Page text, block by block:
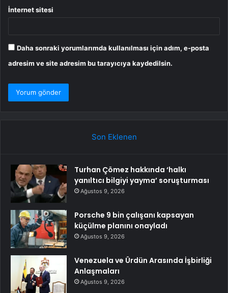
İnternet sitesi
Daha sonraki yorumlarımda kullanılması için adım, e-posta
adresim ve site adresim bu tarayıcıya kaydedilsin.
Son Eklenen
Turhan Çömez hakkında ‘halkı
yanıltıcı bilgiyi yayma’ soruşturması
Ağustos 9, 2026
Porsche 9 bin çalışanı kapsayan
küçülme planını onayladı
Ağustos 9, 2026
Venezuela ve Ürdün Arasında İşbirliği
Anlaşmaları
Ağustos 9, 2026